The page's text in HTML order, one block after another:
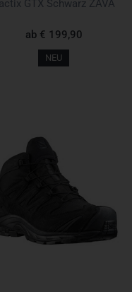
GTX Schwarz ZAVA
ab€ 199,90
NEU